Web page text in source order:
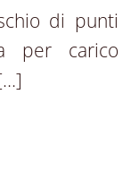
di punti
per carico